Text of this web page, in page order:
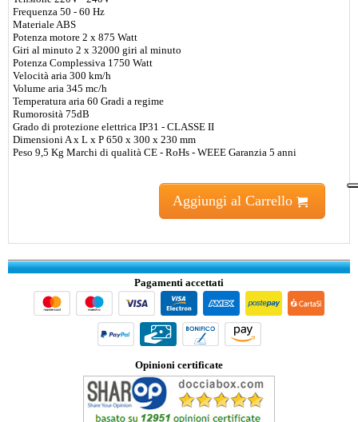
Frequenza 50 - 60 Hz
Materiale ABS
Potenza motore 2 x 875 Watt
Giri al minuto 2 x 32000 giri al minuto
Potenza Complessiva 1750 Watt
Velocità aria 300 km/h
Volume aria 345 mc/h
Temperatura aria 60 Gradi a regime
Rumorosità 75dB
Grado di protezione elettrica IP31 - CLASSE II
Dimensioni A x L x P 650 x 300 x 230 mm
Peso 9,5 Kg Marchi di qualità CE - RoHs - WEEE Garanzia 5 anni
Aggiungi al Carrello
Pagamenti accettati
Opinioni certificate